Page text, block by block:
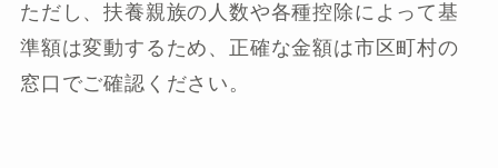
ただし、扶養親族の人数や各種控除によって基
準額は変動するため、正確な金額は市区町村の
窓口でご確認ください。